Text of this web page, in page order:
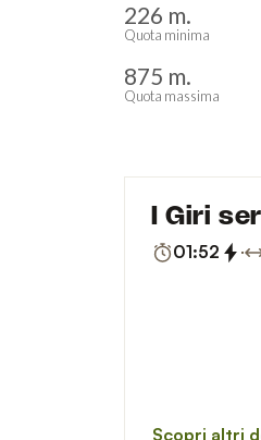
226 m.
Quota minima
875 m.
Quota massima